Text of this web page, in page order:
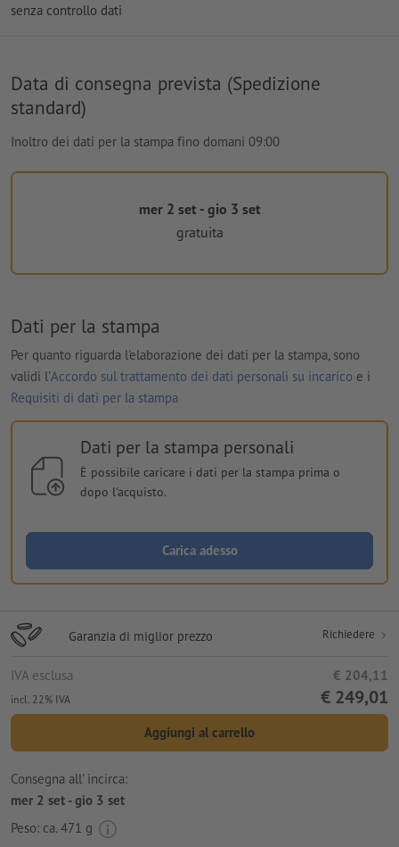
senza controllo dati
Data di consegna prevista (Spedizione
standard)
Inoltro dei dati per la stampa fino domani 09:00
mer 2 set - gio 3 set
gratuita
Dati per la stampa
Per quanto riguarda l'elaborazione dei dati per la stampa, sono
validi l'Accordo sul trattamento dei dati personali su incarico e i
Requisiti di dati per la stampa
Dati per la stampa personali
È possibile caricare i dati per la stampa prima o
dopo l'acquisto.
Carica adesso
Garanzia di miglior prezzo Richiedere
IVA esclusa € 204,11
incl. 22% IVA € 249,01
Aggiungi al carrello
Consegna all' incirca:
mer 2 set - gio 3 set
Peso: ca. 471 g